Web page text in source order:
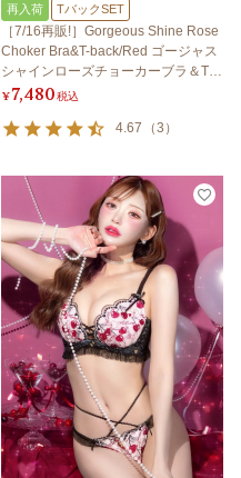
再入荷 TバックSET
［7/16再販!］Gorgeous Shine Rose
Choker Bra&T-back/Red ゴージャス
シャインローズチョーカーブラ＆Tバ
ック/レッド
¥7,480税込
4.67 （3 ）